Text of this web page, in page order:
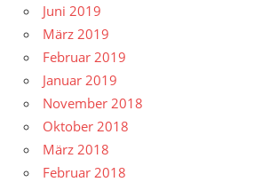
Juni 2019
März 2019
Februar 2019
Januar 2019
November 2018
Oktober 2018
März 2018
Februar 2018